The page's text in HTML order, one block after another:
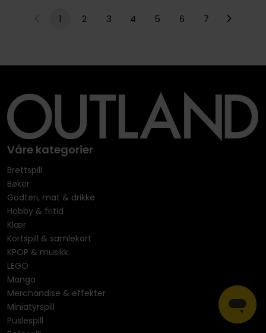
1 2 3 4 5 6 7
Våre kategorier
Brettspill
Bøker
Godteri, mat & drikke
Hobby & fritid
Klær
Kortspill & samlekort
KPOP & musikk
LEGO
Manga
Merchandise & effekter
Miniatyrspill
Puslespill